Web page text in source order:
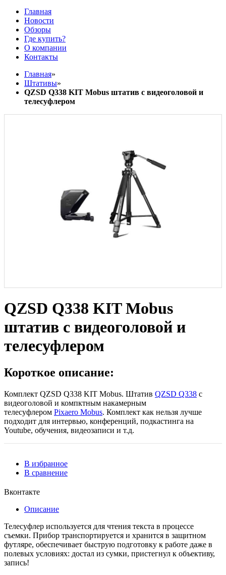
Главная
Новости
Обзоры
Где купить?
О компании
Контакты
Главная»
Штативы»
QZSD Q338 KIT Mobus штатив с видеоголовой и
телесуфлером
QZSD Q338 KIT Mobus
штатив с видеоголовой и
телесуфлером
Короткое описание:
Комплект QZSD Q338 KIT Mobus. Штатив QZSD Q338 с
видеоголовой и компктным накамерным
телесуфлером Pixaero Mobus. Комплект как нельзя лучше
подходит для интервью, конференций, подкастинга на
Youtube, обучения, видеозаписи и т.д.
В избранное
В сравнение
Вконтакте
Описание
Телесуфлер используется для чтения текста в процессе
съемки. Прибор транспортируется и хранится в защитном
футляре, обеспечивает быструю подготовку к работе даже в
полевых условиях: достал из сумки, пристегнул к объективу,
запись!